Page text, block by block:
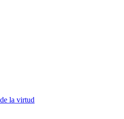
la virtud